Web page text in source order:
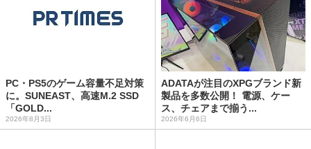
PC・PS5のゲーム容量不足対策
に。SUNEAST、高速M.2 SSD
「GOLD...
2026年8月3日
ADATAが注目のXPGブランド新
製品を多数公開！ 電源、ケー
ス、チェアまで揃う...
2026年6月6日